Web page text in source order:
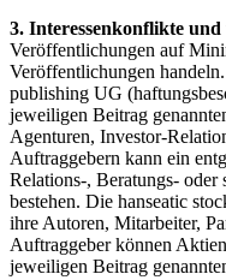
3. Interessenkonflikte
Veröffentlichungen auf
Veröffentlichungen
publishing UG
jeweiligen Beitrag
Agenturen, Investor-
Auftraggebern kann ein
Relations-, Beratungs- oder
bestehen. Die hanseatic
ihre Autoren, Mitarbeiter,
Auftraggeber können
jeweiligen Beitrag